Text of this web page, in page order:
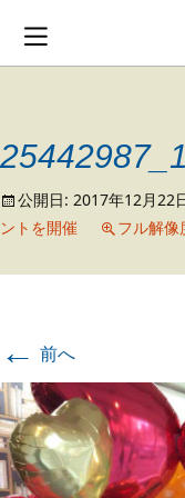
ツ
へ
動公開日: 2017年12月22
ントを開催
フル解
← 前へ